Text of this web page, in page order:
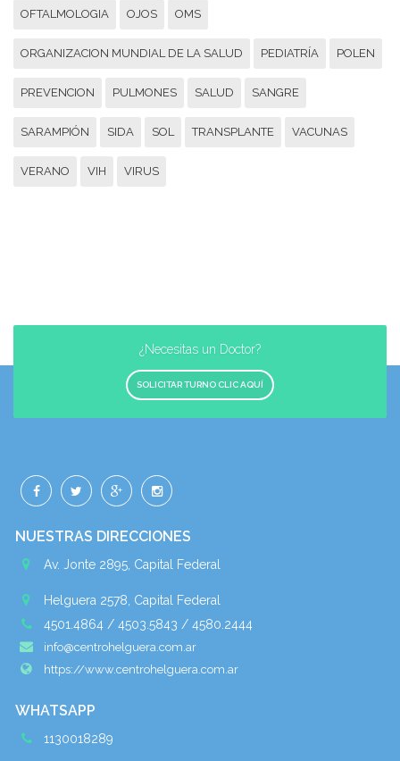
OFTALMOLOGIA OJOS OMS
ORGANIZACION MUNDIAL DE LA SALUD PEDIATRÍA POLEN
PREVENCION PULMONES SALUD SANGRE
SARAMPIÓN SIDA SOL TRANSPLANTE VACUNAS
VERANO VIH VIRUS
¿Necesitas un Doctor?
SOLICITAR TURNO CLIC AQUÍ
NUESTRAS DIRECCIONES
Av. Jonte 2895, Capital Federal
Helguera 2578, Capital Federal
4501.4864 / 4503.5843 / 4580.2444
info@centrohelguera.com.ar
https://www.centrohelguera.com.ar
WHATSAPP
1130018289